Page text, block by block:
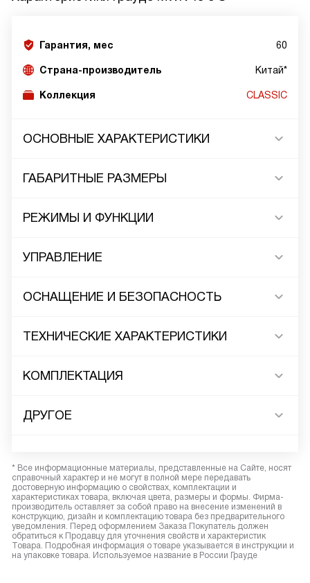
Гарантия, мес 60
Страна-производитель Китай*
Коллекция CLASSIC
ОСНОВНЫЕ ХАРАКТЕРИСТИКИ
ГАБАРИТНЫЕ РАЗМЕРЫ
РЕЖИМЫ И ФУНКЦИИ
УПРАВЛЕНИЕ
ОСНАЩЕНИЕ И БЕЗОПАСНОСТЬ
ТЕХНИЧЕСКИЕ ХАРАКТЕРИСТИКИ
КОМПЛЕКТАЦИЯ
ДРУГОЕ
* Все информационные материалы, представленные на Сайте, носят
справочный характер и не могут в полной мере передавать
достоверную информацию о свойствах, комплектации и
характеристиках товара, включая цвета, размеры и формы. Фирма-
производитель оставляет за собой право на внесение изменений в
конструкцию, дизайн и комплектацию товара без предварительного
уведомления. Перед оформлением Заказа Покупатель должен
обратиться к Продавцу для уточнения свойств и характеристик
Товара. Подробная информация о товаре указывается в инструкции и
на упаковке товара. Используемое название в России Грауде